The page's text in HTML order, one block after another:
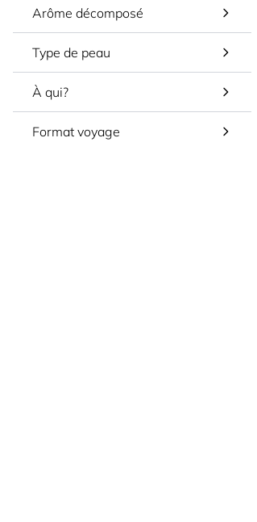
Arôme décomposé
Type de peau
À qui?
Format voyage